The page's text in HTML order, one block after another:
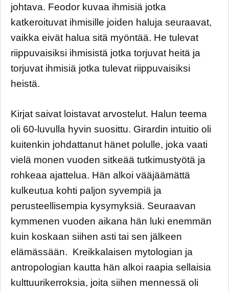
johtava. Feodor kuvaa ihmisiä jotka
katkeroituvat ihmisille joiden haluja seuraavat,
vaikka eivät halua sitä myöntää. He tulevat
riippuvaisiksi ihmisistä jotka torjuvat heitä ja
torjuvat ihmisiä jotka tulevat riippuvaisiksi
heistä.
Kirjat saivat loistavat arvostelut. Halun teema
oli 60-luvulla hyvin suosittu. Girardin intuitio oli
kuitenkin johdattanut hänet polulle, joka vaati
vielä monen vuoden sitkeää tutkimustyötä ja
rohkeaa ajattelua. Hän alkoi vääjäämättä
kulkeutua kohti paljon syvempiä ja
perusteellisempia kysymyksiä. Seuraavan
kymmenen vuoden aikana hän luki enemmän
kuin koskaan siihen asti tai sen jälkeen
elämässään. Kreikkalaisen mytologian ja
antropologian kautta hän alkoi raapia sellaisia
kulttuurikerroksia, joita siihen mennessä oli